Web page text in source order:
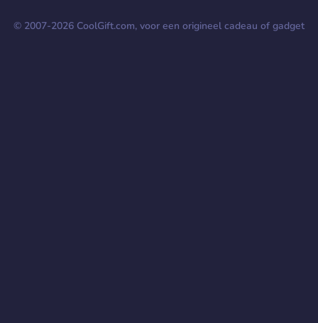
© 2007-2026 CoolGift.com, voor een origineel cadeau of gadget